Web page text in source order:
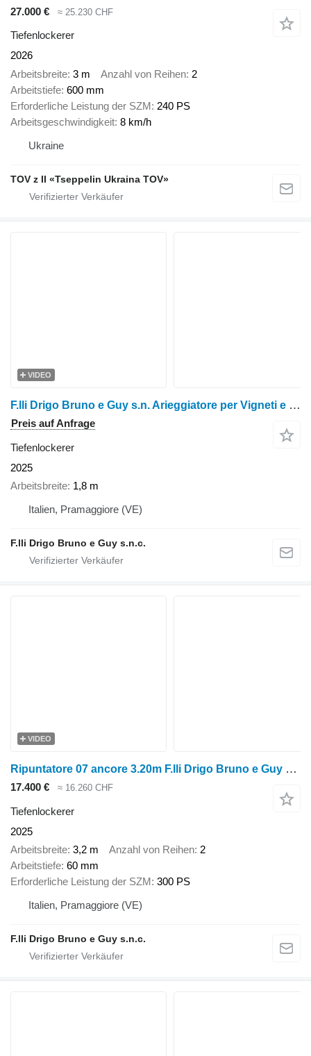
27.000 €
≈ 25.230 CHF
Tiefenlockerer
2026
Arbeitsbreite 3 m Anzahl von Reihen 2
Arbeitstiefe 600 mm
Erforderliche Leistung der SZM 240 PS
Arbeitsgeschwindigkeit 8 km/h
Ukraine
TOV z II «Tseppelin Ukraina TOV»
VIDEO
F.lli Drigo Bruno e Guy s.n. Arieggiatore per Vigneti e Frutteti
Preis auf Anfrage
Tiefenlockerer
2025
Arbeitsbreite 1,8 m
Italien, Pramaggiore (VE)
F.lli Drigo Bruno e Guy s.n.c.
VIDEO
Ripuntatore 07 ancore 3.20m F.lli Drigo Bruno e Guy s.n.c
17.400 € ≈ 16.260 CHF
Tiefenlockerer
2025
Arbeitsbreite 3,2 m Anzahl von Reihen 2
Arbeitstiefe 60 mm
Erforderliche Leistung der SZM 300 PS
Italien, Pramaggiore (VE)
F.lli Drigo Bruno e Guy s.n.c.